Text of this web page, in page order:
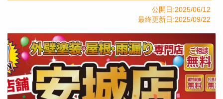
公開日:2025/06/12
最終更新日:2025/09/22